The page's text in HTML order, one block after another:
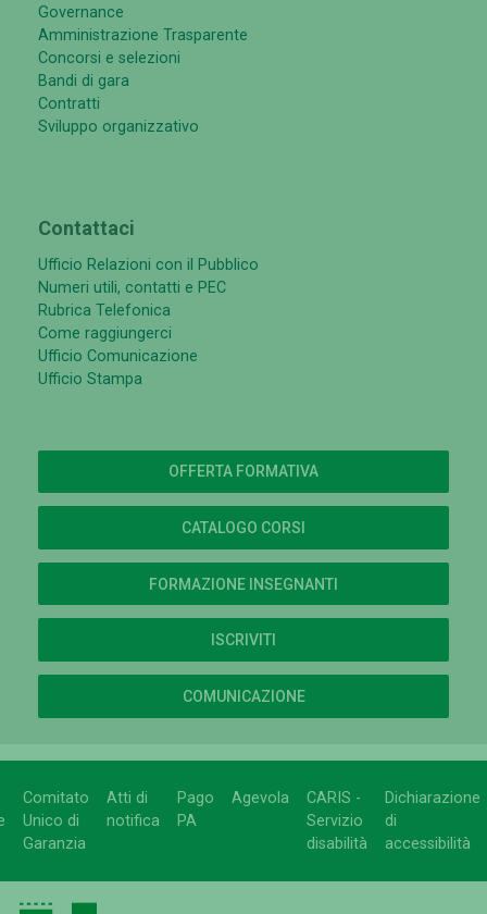
Governance
Amministrazione Trasparente
Concorsi e selezioni
Bandi di gara
Contratti
Sviluppo organizzativo
Contattaci
Ufficio Relazioni con il Pubblico
Numeri utili, contatti e PEC
Rubrica Telefonica
Come raggiungerci
Ufficio Comunicazione
Ufficio Stampa
OFFERTA FORMATIVA
CATALOGO CORSI
FORMAZIONE INSEGNANTI
ISCRIVITI
COMUNICAZIONE
Comitato
Unico di
Garanzia
Atti di
notifica
Pago
PA
Agevola
CARIS -
Servizio
disabilità
Dichiarazione
di
accessibilità